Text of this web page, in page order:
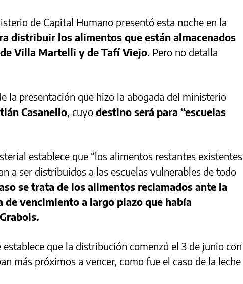
de Capital Humano presentó esta noche en la
distribuir los alimentos que están almacenados
Villa Martelli y de Tafí Viejo. Pero no detalla
la presentación que hizo la abogada del ministerio
Casanello, cuyo destino será para “escuelas
establece que “los alimentos restantes existentes
a ser distribuidos a las escuelas vulnerables de todo
se trata de los alimentos reclamados ante la
de vencimiento a largo plazo que había
establece que la distribución comenzó el 3 de junio con
más próximos a vencer, como fue el caso de la leche